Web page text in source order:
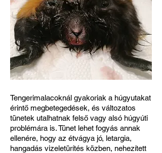
Tengerimalacoknál gyakoriak a húgyutakat
érintő megbetegedések, és változatos
tünetek utalhatnak felső vagy alsó húgyúti
problémára is. Tünet lehet fogyás annak
ellenére, hogy az étvágya jó, letargia,
hangadás vizeletürítés közben, nehezített